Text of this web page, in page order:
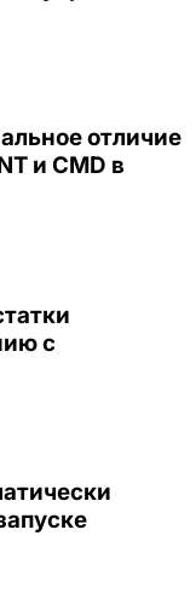
отличие
и CMD в
с